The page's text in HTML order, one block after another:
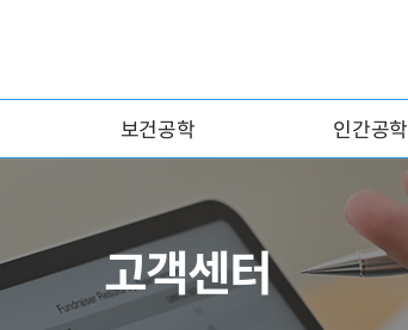
보건공학 인간공학
고객센터